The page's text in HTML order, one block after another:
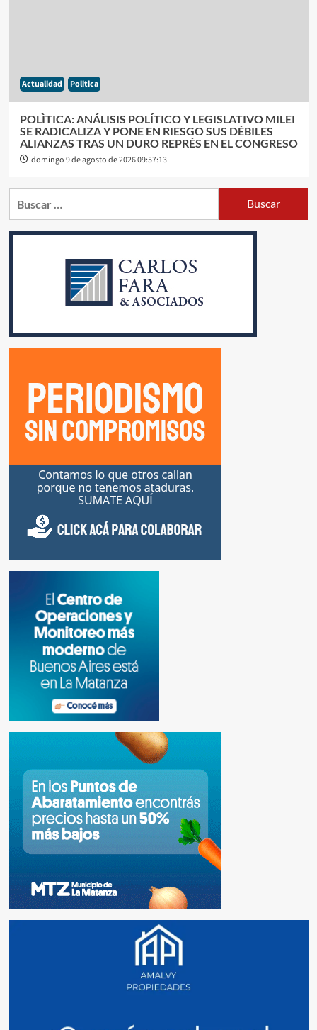
Actualidad Politica
POLÌTICA: ANÁLISIS POLÍTICO Y LEGISLATIVO MILEI
SE RADICALIZA Y PONE EN RIESGO SUS DÉBILES
ALIANZAS TRAS UN DURO REPRÉS EN EL CONGRESO
domingo 9 de agosto de 2026 09:57:13